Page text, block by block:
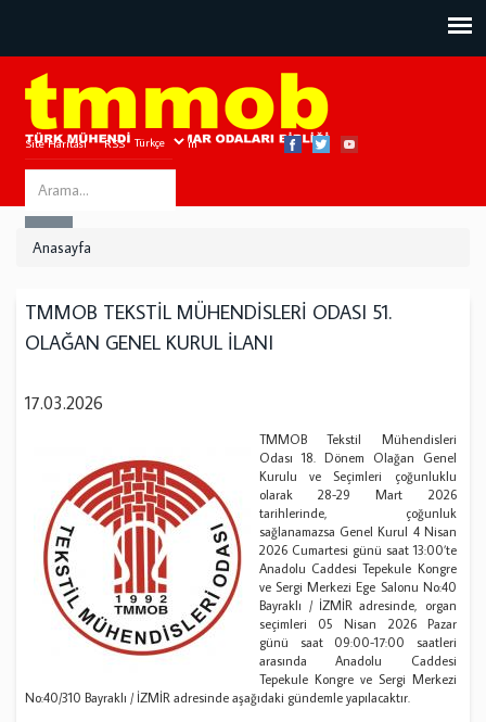
Site Haritası RSS Bize Ulaşın
Search
this
Anasayfa
TMMOB TEKSTİL MÜHENDİSLERİ ODASI 51.
OLAĞAN GENEL KURUL İLANI
17.03.2026
TMMOB Tekstil Mühendisleri
Odası 18. Dönem Olağan Genel
Kurulu ve Seçimleri çoğunluklu
olarak 28-29 Mart 2026
tarihlerinde, çoğunluk
sağlanamazsa Genel Kurul 4 Nisan
2026 Cumartesi günü saat 13:00’te
Anadolu Caddesi Tepekule Kongre
ve Sergi Merkezi Ege Salonu No:40
Bayraklı / İZMİR adresinde, organ
seçimleri 05 Nisan 2026 Pazar
günü saat 09:00-17:00 saatleri
arasında Anadolu Caddesi
Tepekule Kongre ve Sergi Merkezi
No:40/310 Bayraklı / İZMİR adresinde aşağıdaki gündemle yapılacaktır.